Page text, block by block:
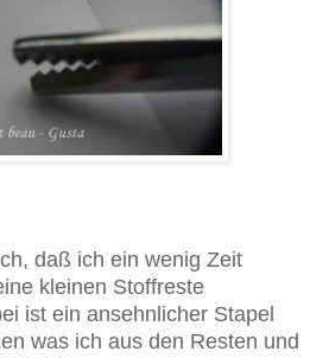
daß ich ein wenig Zeit
kleinen Stoffreste
ist ein ansehnlicher Stapel
was ich aus den Resten und